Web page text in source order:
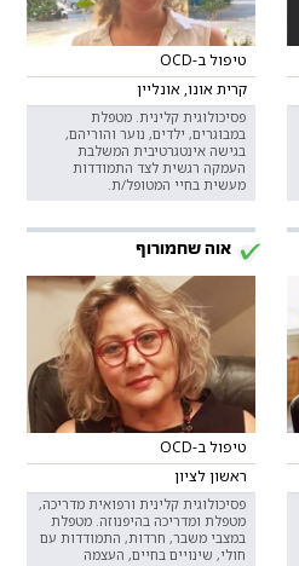
טיפול ב-OCD
קרית אונו, אונליין
פסיכולוגית קלינית. מטפלת
במבוגרים, ילדים, נוער והוריהם,
בגישה אינטגרטיבית המשלבת
העמקה רגשית לצד התמודדות
מעשית בחיי המטופל/ת.
אוה שחמורוף
טיפול ב-OCD
ראשון לציון
פסיכולוגית קלינית ורפואית מדריכה,
מטפלת ומדריכה בהיפנוזה. מטפלת
במצבי משבר, חרדות, התמודדות עם
חולי, שינויים בחיים, העצמה